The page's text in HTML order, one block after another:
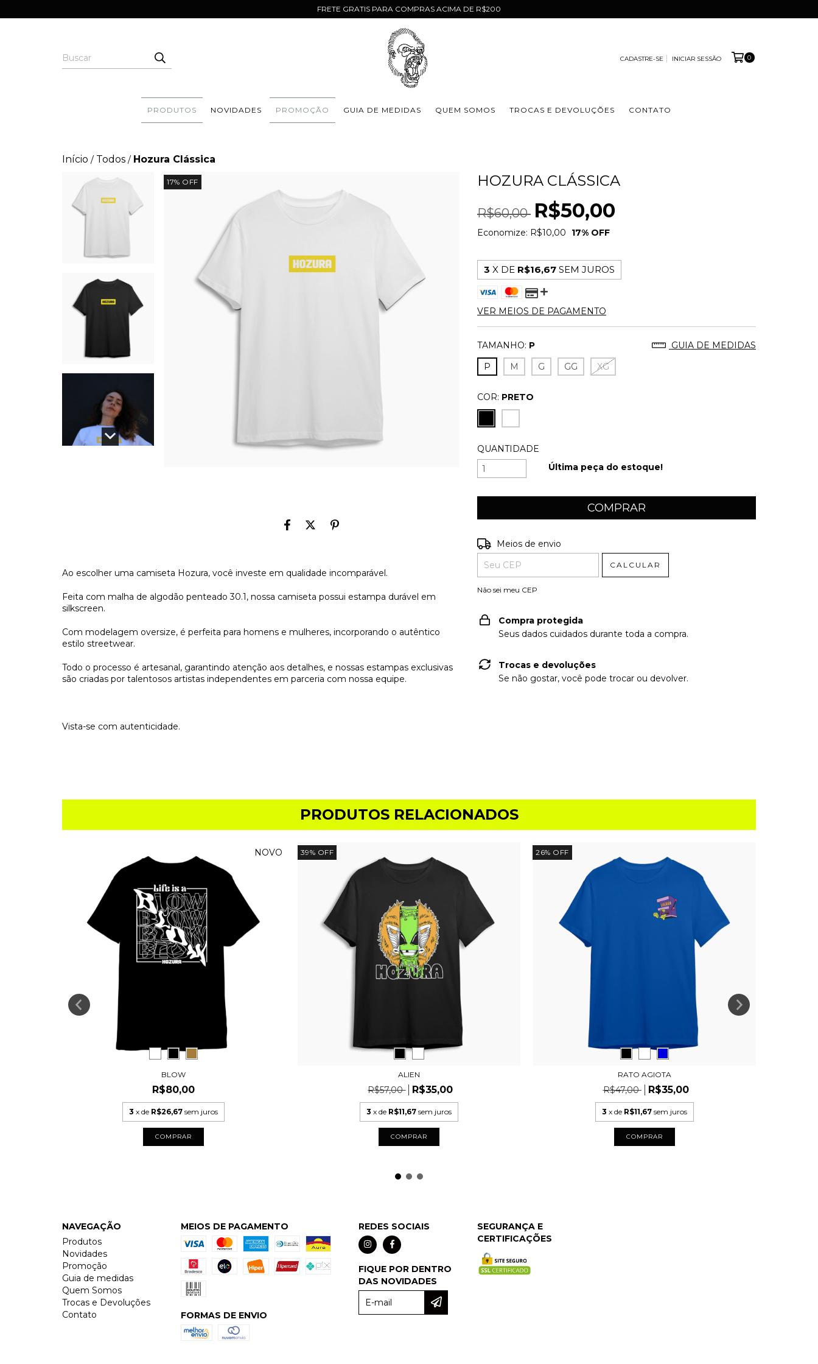
FRETE GRATIS PARA COMPRAS ACIMA DE R$200
CADASTRE-SE INICIAR SESSÃO 0
PRODUTOS NOVIDADES PROMOÇÃO GUIA DE MEDIDAS QUEM SOMOS TROCAS E DEVOLUÇÕES CONTATO
Início / Todos / Hozura Clássica
17% OFF
Ao escolher uma camiseta Hozura, você investe em qualidade incomparável.
Feita com malha de algodão penteado 30.1, nossa camiseta possui estampa durável em
silkscreen.
Com modelagem oversize, é perfeita para homens e mulheres, incorporando o autêntico
estilo streetwear.
Todo o processo é artesanal, garantindo atenção aos detalhes, e nossas estampas exclusivas
são criadas por talentosos artistas independentes em parceria com nossa equipe.
Vista-se com autenticidade.
HOZURA CLÁSSICA
R$60,00 R$50,00
Economize: R$10,00 17% OFF
3 X DE R$16,67 SEM JUROS
VER MEIOS DE PAGAMENTO
TAMANHO: P
GUIA DE MEDIDAS
P
M G GG XG
COR: PRETO
QUANTIDADE
Última peça do estoque!
Entregas para o CEP:
Meios de envio
CALCULAR
Não sei meu CEP
Compra protegida
Seus dados cuidados durante toda a compra.
Trocas e devoluções
Se não gostar, você pode trocar ou devolver.
PRODUTOS RELACIONADOS
NOVO
BLOW
R$80,00
3 x de R$26,67 sem juros
COMPRAR
39% OFF
ALIEN
R$57,00 R$35,00
3 x de R$11,67 sem juros
COMPRAR
26% OFF
RATO AGIOTA
R$47,00 R$35,00
3 x de R$11,67 sem juros
COMPRAR
NAVEGAÇÃO
Produtos
Novidades
Promoção
Guia de medidas
Quem Somos
Trocas e Devoluções
Contato
MEIOS DE PAGAMENTO
FORMAS DE ENVIO
REDES SOCIAIS
FIQUE POR DENTRO
DAS NOVIDADES
SEGURANÇA E
CERTIFICAÇÕES